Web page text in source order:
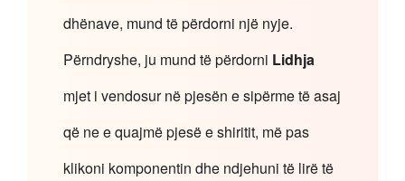
dhënave, mund të përdorni një nyje.
Përndryshe, ju mund të përdorni Lidhja
mjet i vendosur në pjesën e sipërme të asaj
që ne e quajmë pjesë e shiritit, më pas
klikoni komponentin dhe ndjehuni të lirë të